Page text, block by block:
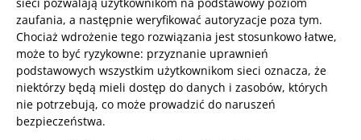
zaufania, a następnie weryfikować autoryzacje poza tym.
Chociaż wdrożenie tego rozwiązania jest stosunkowo łatwe,
może to być ryzykowne: przyznanie uprawnień
podstawowych wszystkim użytkownikom sieci oznacza, że
niektórzy będą mieli dostęp do danych i zasobów, których
nie potrzebują, co może prowadzić do naruszeń
bezpieczeństwa.